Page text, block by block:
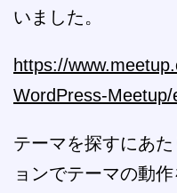
いました。
https://
WordPress-
テーマを探すにあ
ョンでテーマの動